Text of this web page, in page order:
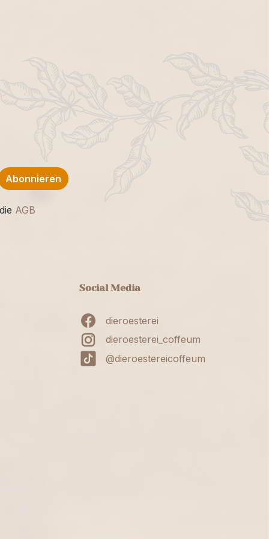
Abonnieren
AGB
Social Media
dieroesterei
dieroesterei_coffeum
@dieroestereicoffeum